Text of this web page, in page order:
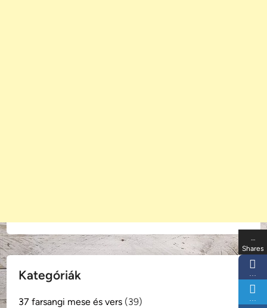
Kategóriák
37 farsangi mese és vers (39)
Shares